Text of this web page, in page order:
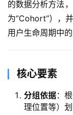
的数据分析方法
为“Cohort”），
用户生命周期中
​核心要素​
​分组依据​：
理位置等）划